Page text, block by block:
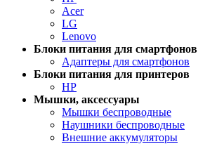
Acer
LG
Lenovo
Блоки питания для смартфонов
Адаптеры для смартфонов
Блоки питания для принтеров
HP
Мышки, аксессуары
Мышки беспроводные
Наушники беспроводные
Внешние аккумуляторы